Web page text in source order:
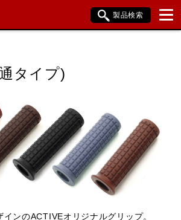
製品検索
準備しています。
閉じる
タイプ)
ンのACTIVEオリジナルグリップ。